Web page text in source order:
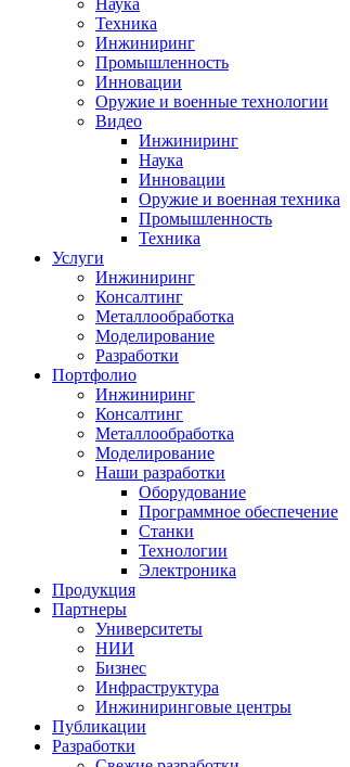
Наука
Техника
Инжиниринг
Промышленность
Инновации
Оружие и военные технологии
Видео
Инжиниринг
Наука
Инновации
Оружие и военная техника
Промышленность
Техника
Услуги
Инжиниринг
Консалтинг
Металлообработка
Моделирование
Разработки
Портфолио
Инжиниринг
Консалтинг
Металлообработка
Моделирование
Наши разработки
Оборудование
Программное обеспечение
Станки
Технологии
Электроника
Продукция
Партнеры
Университеты
НИИ
Бизнес
Инфраструктура
Инжиниринговые центры
Публикации
Разработки